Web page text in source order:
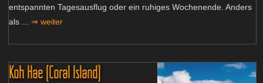
entspannten Tagesausflug oder ein ruhiges Wochenende. Anders
als ... ⇒ weiter
Koh Hae (Coral Island)